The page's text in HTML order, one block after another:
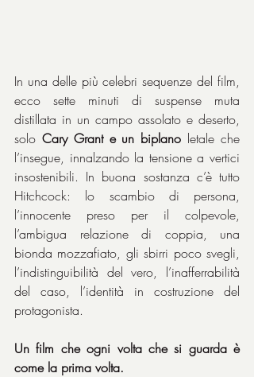
In una delle più celebri sequenze del film,
ecco sette minuti di suspense muta
distillata in un campo assolato e deserto,
solo Cary Grant e un biplano letale che
l’insegue, innalzando la tensione a vertici
insostenibili. In buona sostanza c’è tutto
Hitchcock: lo scambio di persona,
l’innocente preso per il colpevole,
l’ambigua relazione di coppia, una
bionda mozzafiato, gli sbirri poco svegli,
l’indistinguibilità del vero, l’inafferrabilità
del caso, l’identità in costruzione del
protagonista.
Un film che ogni volta che si guarda è
come la prima volta.